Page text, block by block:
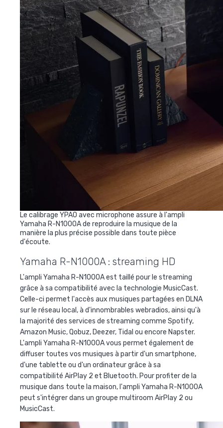
Le calibrage YPAO avec microphone assure à l'ampli
Yamaha R-N1000A de reproduire la musique de la
manière la plus précise possible dans toute pièce
d'écoute.
Yamaha R-N1000A : streaming HD
L'ampli Yamaha R-N1000A est taillé pour le streaming
grâce à sa compatibilité avec la technologie MusicCast.
Celle-ci permet l'accès aux musiques partagées en DLNA
sur le réseau local, à d'innombrables webradios, ainsi qu'à
la majorité des services de streaming comme Spotify,
Amazon Music, Qobuz, Deezer, Tidal ou encore Napster.
L'ampli Yamaha R-N1000A vous permet également de
diffuser toutes vos musiques à partir d'un smartphone,
d'une tablette ou d'un ordinateur grâce à sa
compatibilité AirPlay 2 et Bluetooth. Pour profiter de la
musique dans toute la maison, l'ampli Yamaha R-N1000A
peut s'intégrer dans un groupe multiroom AirPlay 2 ou
MusicCast.